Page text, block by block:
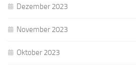
Dezember 2023
November 2023
Oktober 2023